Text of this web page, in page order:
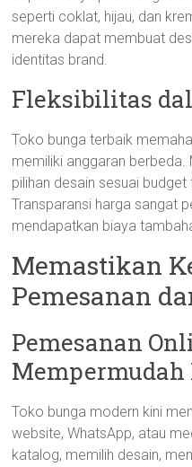
seperti coklat, hijau, dan
mereka dapat membuat
identitas brand.
Fleksibilitas
Toko bunga terbaik
memiliki anggaran
pilihan desain sesuai
Transparansi harga sangat
mendapatkan biaya
Memastikan
Pemesanan
Pemesanan
Mempermudah
Toko bunga modern kini
website, WhatsApp, atau
katalog, memilih desain,